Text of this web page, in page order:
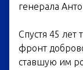
генерала
Спустя 45
фронт
ставшую им